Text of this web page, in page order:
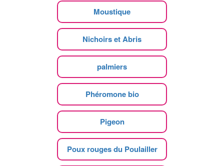
Moustique
Nichoirs et Abris
palmiers
Phéromone bio
Pigeon
Poux rouges du Poulailler